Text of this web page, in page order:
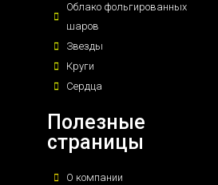
Облако фольгированных
шаров
Звезды
Круги
Сердца
Полезные
страницы
О компании